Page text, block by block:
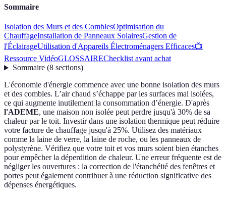
Sommaire
Isolation des Murs et des ComblesOptimisation du
ChauffageInstallation de Panneaux SolairesGestion de
l'ÉclairageUtilisation d'Appareils Électroménagers Efficaces📺
Ressource VidéoGLOSSAIREChecklist avant achat
Sommaire(8 sections)
L'économie d'énergie commence avec une bonne isolation des murs
et des combles. L’air chaud s’échappe par les surfaces mal isolées,
ce qui augmente inutilement la consommation d’énergie. D'après
l'ADEME, une maison non isolée peut perdre jusqu'à 30% de sa
chaleur par le toit. Investir dans une isolation thermique peut réduire
votre facture de chauffage jusqu'à 25%. Utilisez des matériaux
comme la laine de verre, la laine de roche, ou les panneaux de
polystyrène. Vérifiez que votre toit et vos murs soient bien étanches
pour empêcher la déperdition de chaleur. Une erreur fréquente est de
négliger les ouvertures : la correction de l'étanchéité des fenêtres et
portes peut également contribuer à une réduction significative des
dépenses énergétiques.